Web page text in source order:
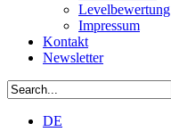
Levelbewertung
Impressum
Kontakt
Newsletter
DE